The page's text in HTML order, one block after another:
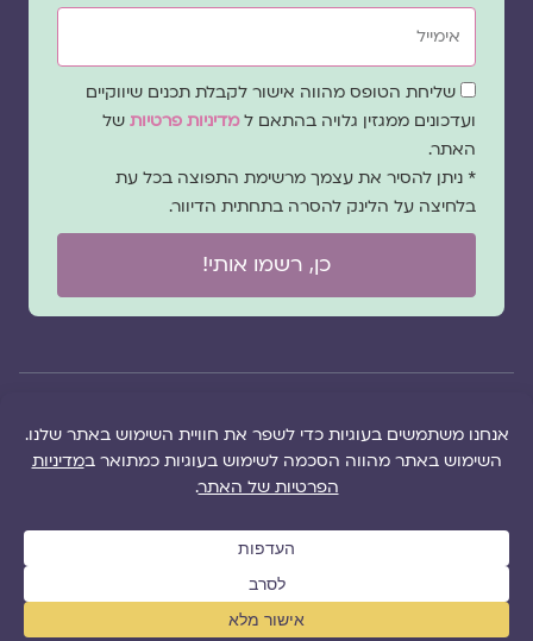
אימייל
שדה
הסכמה
שליחת הטופס מהווה אישור לקבלת תכנים שיווקיים
ועדכונים ממגזין גלויה בהתאם למדיניות פרטיות של
האתר.
* ניתן להסיר את עצמך מרשימת התפוצה בכל עת
בלחיצה על הלינק להסרה בתחתית הדיוור.
כן, רשמו אותי!
הזכויות של מגזין
ושרה סגל־כץ אלא
של
שגגה
צרו
הוקם ב ❤ על ידי –
לימונדה 2.0
| מיתוג:
סטודיו נופר דסקל
שרה סגל־כץ
2.0
(2020-2026)
מפת אתר|
אותנו|תמכו בנו